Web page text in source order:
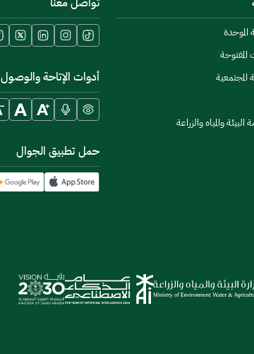
الموحدة
المجتمعية
والمياه والزراعة
أدوات الإتاحة والوصول
حمل تطبيق الجوال